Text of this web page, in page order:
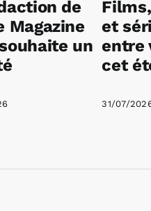
de
Magazine
un
et
entre
cet
31/07/